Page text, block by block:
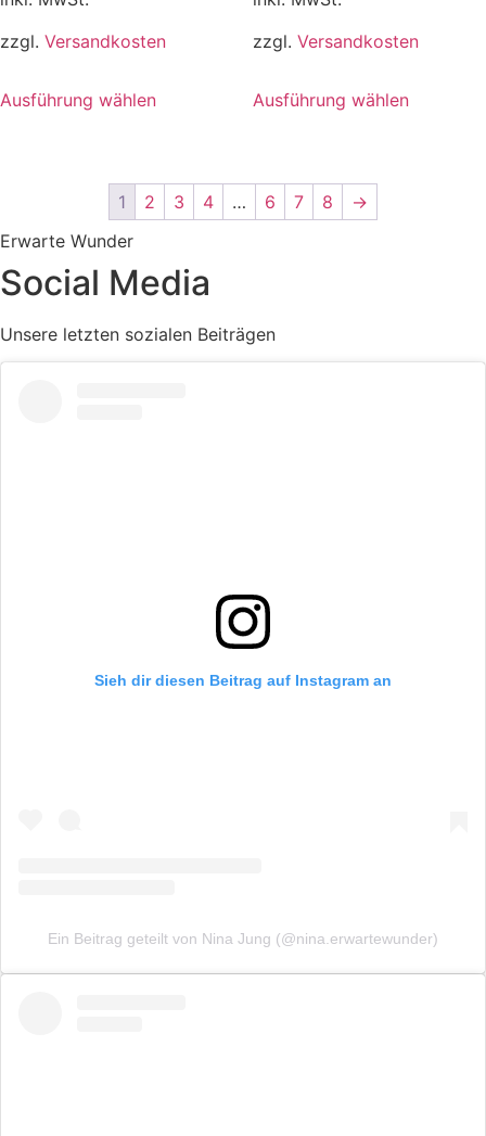
zzgl. Versandkosten
Ausführung wählenProdukt
Varianten
auf.
Optionen
können
der
Produktseite
zzgl. Versandkosten
Ausführung wählenProdukt
1 2 3 4 … 6 7 8
→
Erwarte Wunder
Social Media
Unsere letzten sozialen Beiträgen
Sieh dir diesen Beitrag auf Instagram an
Ein Beitrag geteilt von Nina Jung (@nina.erwartewunder)